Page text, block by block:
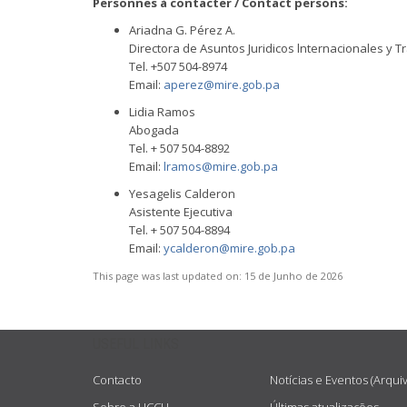
Ariadna G. Pérez A.
Directora de Asuntos Juridicos lnternacionales y
Tel. +507 504-8974
Email: aperez@mire.gob.pa
Lidia Ramos
Abogada
Tel. + 507 504-8892
Email: lramos@mire.gob.pa
Yesagelis Calderon
Asistente Ejecutiva
Tel. + 507 504-8894
Email: ycalderon@mire.gob.pa
This page was last updated on: 15 de Junho de 2026
Contacto
Notícias e Eventos